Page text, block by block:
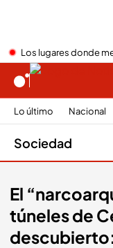
Los lugares donde
Lo último Nacional
Sociedad
El
túneles de